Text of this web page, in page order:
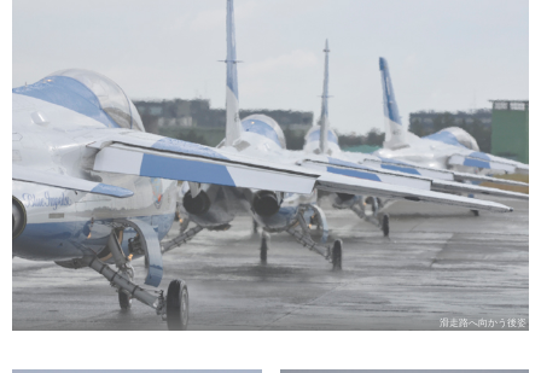
滑走路へ向かう後姿